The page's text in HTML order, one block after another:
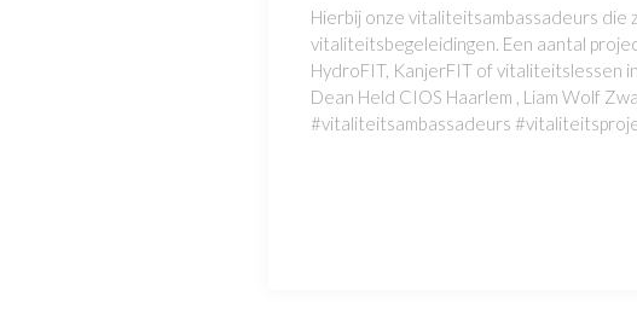
Hierbij onze vitaliteitsambassadeurs
vitaliteitsbegeleidingen. Een aantal
HydroFIT, KanjerFIT of vitaliteitslessen
Dean Held CIOS Haarlem , Liam Wolf
#vitaliteitsambassadeurs